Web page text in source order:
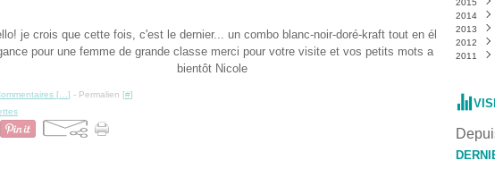
je crois que cette fois, c'est le dernier... un combo blanc-noir-doré-kraft tout en él
pour une femme de grande classe merci pour votre visite et vos petits mots a
bientôt Nicole
[ ] - Permalien [#]
Juillet
Juin
Mai
Avril
Mars
Août
Juillet
Juin
Mai
Avril
Août
Juillet
Juin
Mai
Août
Juillet
Juin
Août
Juillet
Mars
Août
Avril
2015
Mai
Mars
2014
Juin
Avril
Mars
2013
Juillet
Mai
Avril
2012
Août
Juin
Mai
2011